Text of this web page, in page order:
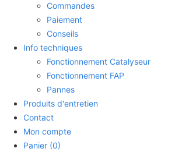
Commandes
Paiement
Conseils
Info techniques
Fonctionnement Catalyseur
Fonctionnement FAP
Pannes
Produits d'entretien
Contact
Mon compte
Panier (0)